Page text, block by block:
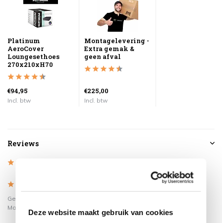
Deze website maakt gebruik van cookies
Platinum
AeroCover
Loungesethoes
270x210xH70
€94,95
Incl. btw
Montagelevering -
Extra gemak &
geen afval
€225,00
Incl. btw
Reviews
Gepost door:
Maart 2021